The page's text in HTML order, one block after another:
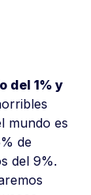
del 1% y
mundo es
de
del 9%.